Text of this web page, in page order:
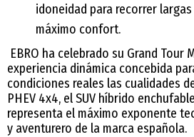
idoneidad para recorrer
máximo confort.
EBRO ha celebrado su Grand Tour
experiencia dinámica concebida
condiciones reales las cualidades
PHEV 4x4, el SUV híbrido
representa el máximo exponente
y aventurero de la marca española.